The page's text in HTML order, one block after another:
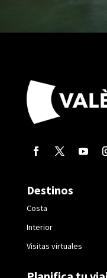
Destinos
Costa
Interior
Visitas virtuales